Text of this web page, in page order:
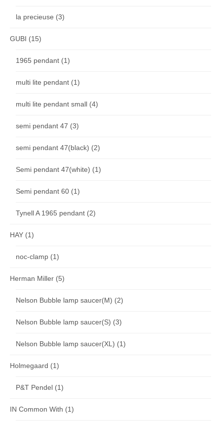
la precieuse (3)
GUBI (15)
1965 pendant (1)
multi lite pendant (1)
multi lite pendant small (4)
semi pendant 47 (3)
semi pendant 47(black) (2)
Semi pendant 47(white) (1)
Semi pendant 60 (1)
Tynell A 1965 pendant (2)
HAY (1)
noc-clamp (1)
Herman Miller (5)
Nelson Bubble lamp saucer(M) (2)
Nelson Bubble lamp saucer(S) (3)
Nelson Bubble lamp saucer(XL) (1)
Holmegaard (1)
P&T Pendel (1)
IN Common With (1)